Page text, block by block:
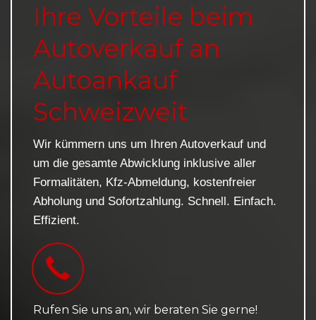
Ihre Vorteile beim
Autoverkauf an
Autoankauf
Schweizweit
Wir kümmern uns um Ihren Autoverkauf und
um die gesamte Abwicklung inklusive aller
Formalitäten, Kfz-Abmeldung, kostenfreier
Abholung und Sofortzahlung. Schnell. Einfach.
Effizient.
Rufen Sie uns an, wir beraten Sie gerne!